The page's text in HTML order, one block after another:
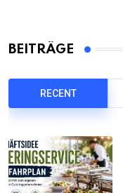
BEITRÄGE
RECENT